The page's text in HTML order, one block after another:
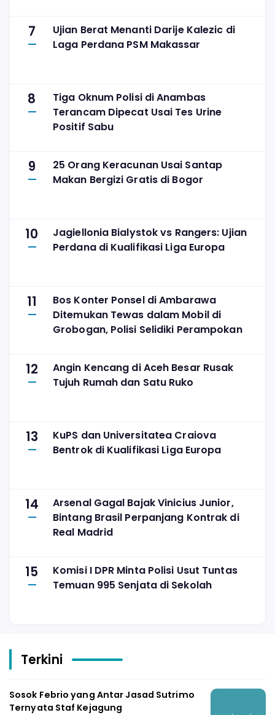
7
Ujian Berat Menanti Darije Kalezic di
Laga Perdana PSM Makassar
8
Tiga Oknum Polisi di Anambas
Terancam Dipecat Usai Tes Urine
Positif Sabu
9
25 Orang Keracunan Usai Santap
Makan Bergizi Gratis di Bogor
10
Jagiellonia Bialystok vs Rangers: Ujian
Perdana di Kualifikasi Liga Europa
11
Bos Konter Ponsel di Ambarawa
Ditemukan Tewas dalam Mobil di
Grobogan, Polisi Selidiki Perampokan
12
Angin Kencang di Aceh Besar Rusak
Tujuh Rumah dan Satu Ruko
13
KuPS dan Universitatea Craiova
Bentrok di Kualifikasi Liga Europa
14
Arsenal Gagal Bajak Vinicius Junior,
Bintang Brasil Perpanjang Kontrak di
Real Madrid
15
Komisi I DPR Minta Polisi Usut Tuntas
Temuan 995 Senjata di Sekolah
Terkini
Sosok Febrio yang Antar Jasad Sutrimo
Ternyata Staf Kejagung